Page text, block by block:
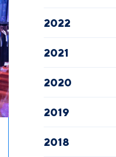
2022
2021
2020
2019
2018